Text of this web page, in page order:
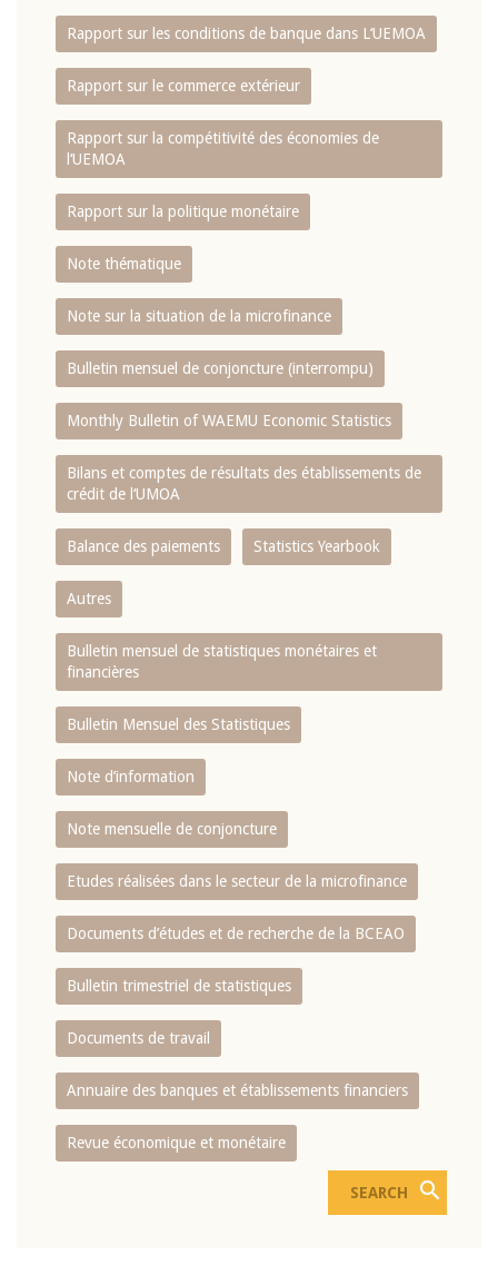
Rapport sur les conditions de banque dans L‘UEMOA
Rapport sur le commerce extérieur
Rapport sur la compétitivité des économies de
l‘UEMOA
Rapport sur la politique monétaire
Note thématique
Note sur la situation de la microfinance
Bulletin mensuel de conjoncture (interrompu)
Monthly Bulletin of WAEMU Economic Statistics
Bilans et comptes de résultats des établissements de
crédit de l‘UMOA
Balance des paiements Statistics Yearbook
Autres
Bulletin mensuel de statistiques monétaires et
financières
Bulletin Mensuel des Statistiques
Note d’information
Note mensuelle de conjoncture
Etudes réalisées dans le secteur de la microfinance
Documents d’études et de recherche de la BCEAO
Bulletin trimestriel de statistiques
Documents de travail
Annuaire des banques et établissements financiers
Revue économique et monétaire